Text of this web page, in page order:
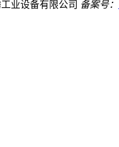
业设备有限公司 备案号：